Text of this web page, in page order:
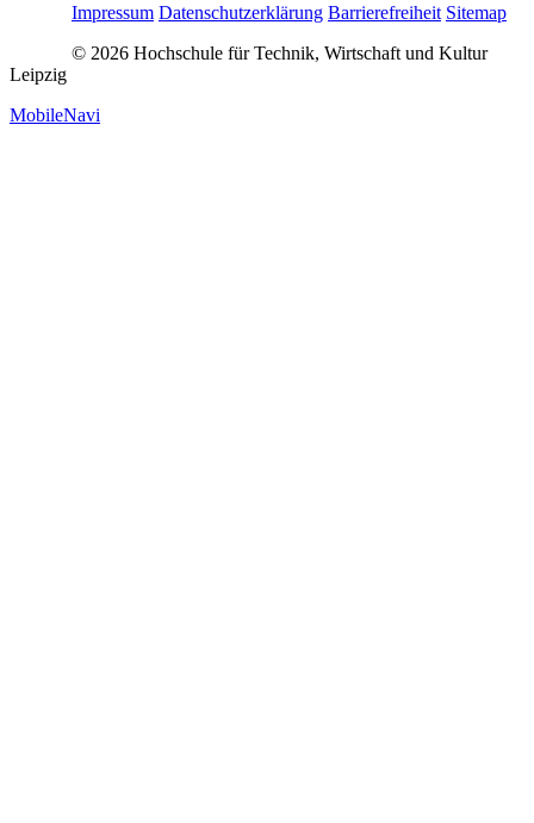
Impressum Datenschutzerklärung Barrierefreiheit Sitemap
© 2026 Hochschule für Technik, Wirtschaft und Kultur
Leipzig
MobileNavi